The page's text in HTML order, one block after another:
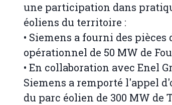
une participation dans
éoliens du territoire :
• Siemens a fourni des
opérationnel de 50 MW de
• En collaboration avec Enel
Siemens a remporté l'appel
du parc éolien de 300 MW de